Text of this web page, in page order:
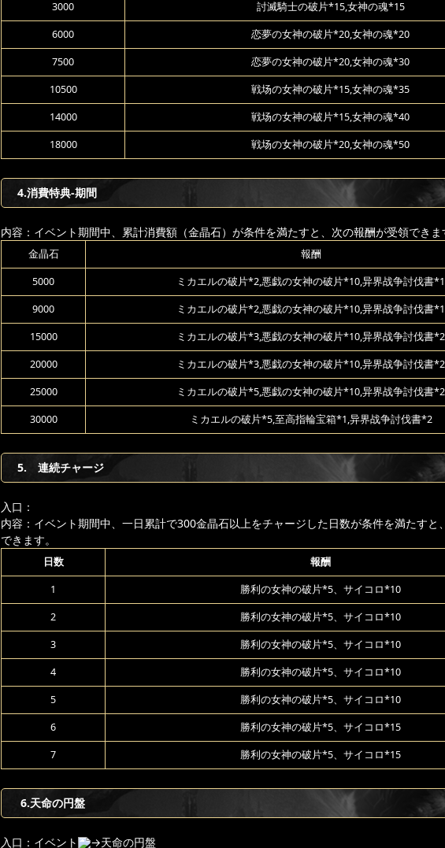
3000 討滅騎士の破片*15,女神の魂*15
6000 恋夢の女神の破片*20,女神の魂*20
7500 恋夢の女神の破片*20,女神の魂*30
10500 戦场の女神の破片*15,女神の魂*35
14000 戦场の女神の破片*15,女神の魂*40
18000 戦场の女神の破片*20,女神の魂*50
4.消費特典-期間
内容：イベント期間中、累計消費額（金晶石）が条件を満たすと、次の報酬が受領できま
金晶石 報酬
5000 ミカエルの破片*2,悪戯の女神の破片*10,异界战争討伐書*1
9000 ミカエルの破片*2,悪戯の女神の破片*10,异界战争討伐書*1
15000 ミカエルの破片*3,悪戯の女神の破片*10,异界战争討伐書*2
20000 ミカエルの破片*3,悪戯の女神の破片*10,异界战争討伐書*2
25000 ミカエルの破片*5,悪戯の女神の破片*10,异界战争討伐書*2
30000 ミカエルの破片*5,至高指輪宝箱*1,异界战争討伐書*2
5. 連続チャージ
入口：
内容：イベント期間中、一日累計で300金晶石以上をチャージした日数が条件を満たすと
できます。
日数 報酬
1 勝利の女神の破片*5、サイコロ*10
2 勝利の女神の破片*5、サイコロ*10
3 勝利の女神の破片*5、サイコロ*10
4 勝利の女神の破片*5、サイコロ*10
5 勝利の女神の破片*5、サイコロ*10
6 勝利の女神の破片*5、サイコロ*15
7 勝利の女神の破片*5、サイコロ*15
6.天命の円盤
入口：イベント →天命の円盤